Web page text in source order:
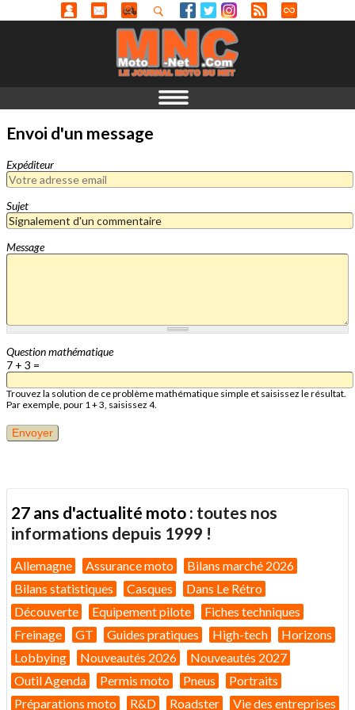
Envoi d'un message
Expéditeur
Sujet
Message
Question mathématique
7 + 3 =
Trouvez la solution de ce problème mathématique simple et saisissez le résultat.
Par exemple, pour 1 + 3, saisissez 4.
27 ans d'actualité moto : toutes nos
informations depuis 1999 !
Allemagne Assurance moto
Bilans marché 2026
Bilans statistiques
Casques
Dans Le Rétro
Découverte
Equipement pilote
Fiches techniques
Freinage
GT Guides pratiques High-tech
Horizons
Lobbying
Nouveautés 2026
Nouveautés 2027
Outil Agenda
Permis moto Pneus
Portraits
Préparations moto
R&D Roadster Vie des entreprises